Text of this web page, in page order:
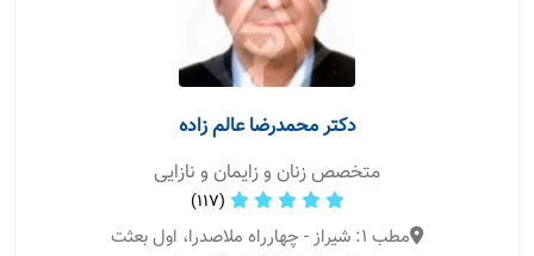
دکتر محمدرضا عالم زاده
متخصص زنان و زایمان و نازایی
(117)
مطب 1: شیراز - چهارراه ملاصدرا، اول بعثت